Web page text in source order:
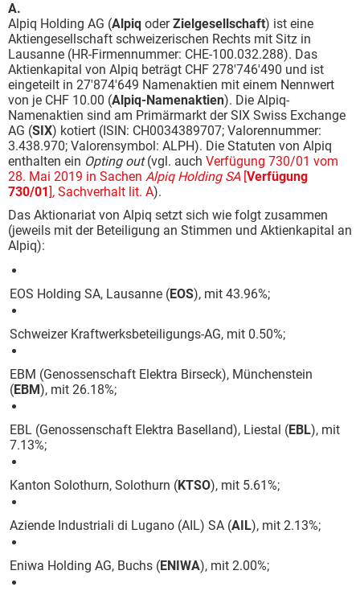
A.
Alpiq Holding AG (Alpiq oderZielgesellschaft) ist eine
Aktiengesellschaft schweizerischen Rechts mit Sitz in
Lausanne (HR-Firmennummer: CHE-100.032.288). Das
Aktienkapital von Alpiq beträgt CHF 278'746'490 und ist
eingeteilt in 27'874'649 Namenaktien mit einem Nennwert
von je CHF 10.00 (Alpiq-Namenaktien). Die Alpiq-
Namenaktien sind am Primärmarkt der SIX Swiss Exchange
AG (SIX) kotiert (ISIN: CH0034389707; Valorennummer:
3.438.970; Valorensymbol: ALPH). Die Statuten von Alpiq
enthalten ein Opting out(vgl. auch Verfügung 730/01 vom
28. Mai 2019 in Sachen Alpiq Holding SA [Verfügung
730/01], Sachverhalt lit. A).
Das Aktionariat von Alpiq setzt sich wie folgt zusammen
(jeweils mit der Beteiligung an Stimmen und Aktienkapital an
Alpiq):
EOS Holding SA, Lausanne (EOS), mit 43.96%;
Schweizer Kraftwerksbeteiligungs-AG, mit 0.50%;
EBM (Genossenschaft Elektra Birseck), Münchenstein
(EBM), mit 26.18%;
EBL (Genossenschaft Elektra Baselland), Liestal (EBL), mit
7.13%;
Kanton Solothurn, Solothurn (KTSO), mit 5.61%;
Aziende Industriali di Lugano (AIL) SA (AIL), mit 2.13%;
Eniwa Holding AG, Buchs (ENIWA), mit 2.00%;